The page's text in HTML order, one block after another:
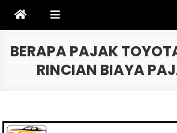
BERAPA PAJAK
RINCIAN BIAYA